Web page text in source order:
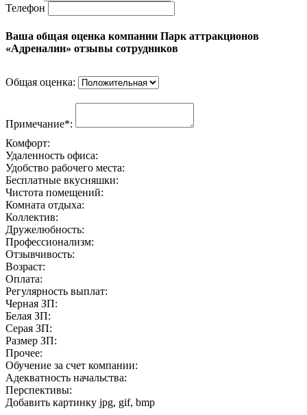
Телефон
Ваша общая оценка компании Парк аттракционов
«Адреналин» отзывы сотрудников
Общая оценка:
Примечание*:
Комфорт:
Удаленность офиса:
Удобство рабочего места:
Бесплатные вкусняшки:
Чистота помещений:
Комната отдыха:
Коллектив:
Дружелюбность:
Профессионализм:
Отзывчивость:
Возраст:
Оплата:
Регулярность выплат:
Черная ЗП:
Белая ЗП:
Серая ЗП:
Размер ЗП:
Прочее:
Обучение за счет компании:
Адекватность начальства:
Перспективы:
Добавить картинку jpg, gif, bmp